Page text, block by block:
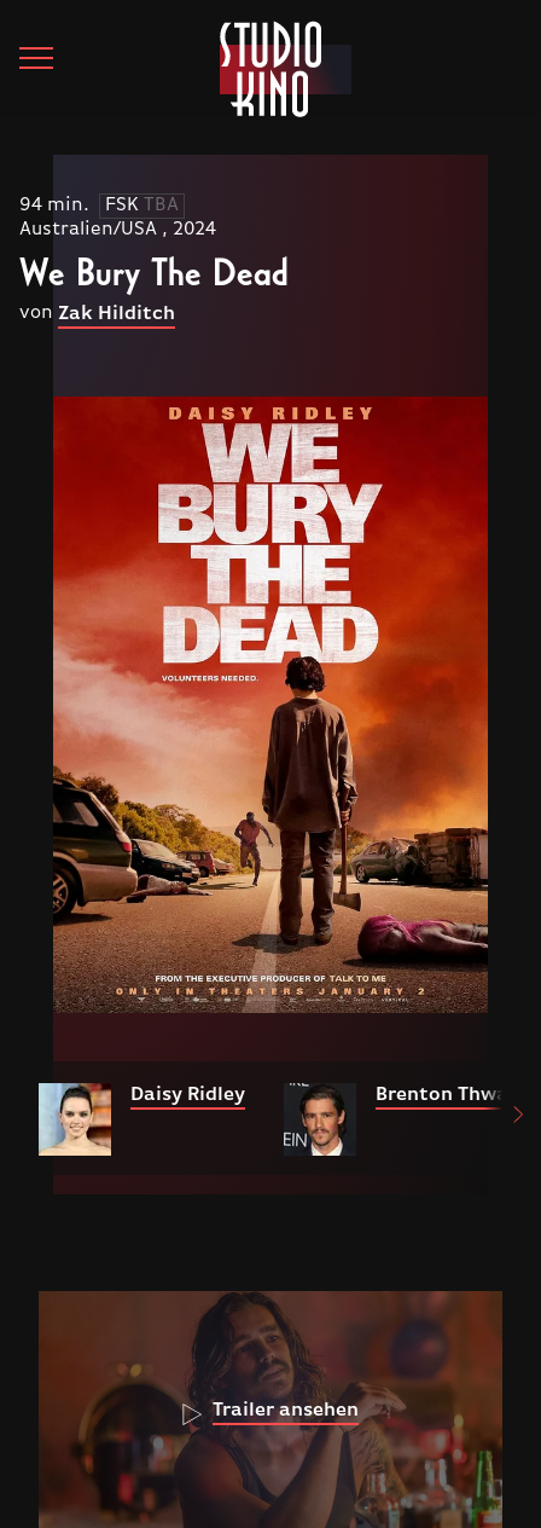
94 min. FSK
TBA
Australien/USA , 2024
We Bury The Dead
von Zak Hilditch
Daisy Ridley Brenton
Trailer ansehen